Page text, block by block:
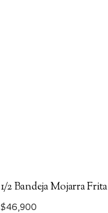
1/2 Bandeja Mojarra Frita
$46,900